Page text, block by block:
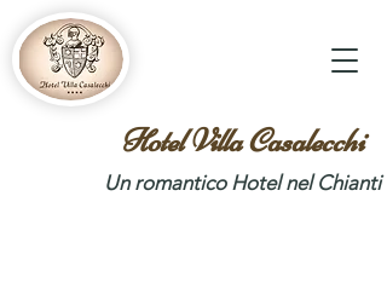
Hotel Villa Casalecchi
Un romantico Hotel nel Chianti